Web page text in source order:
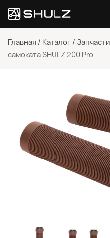
Главная / Каталог / Запчасти
самоката SHULZ 200 Pro